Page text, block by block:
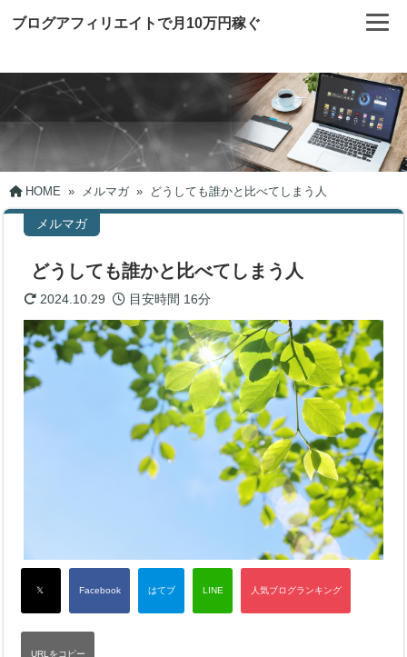
ブログアフィリエイトで月10万円稼ぐ
HOME » メルマガ» どうしても誰かと比べてしまう人
メルマガ
どうしても誰かと比べてしまう人
2024.10.29 目安時間 16分